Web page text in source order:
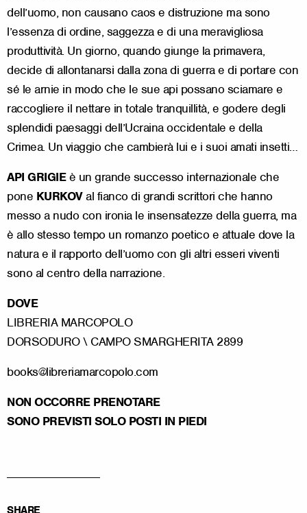
dell’uomo, non causano caos e distruzione ma sono
l’essenza di ordine, saggezza e di una meravigliosa
produttività. Un giorno, quando giunge la primavera,
decide di allontanarsi dalla zona di guerra e di portare con
sé le arnie in modo che le sue api possano sciamare e
raccogliere il nettare in totale tranquillità, e godere degli
splendidi paesaggi dell’Ucraina occidentale e della
Crimea. Un viaggio che cambierà lui e i suoi amati insetti…
API GRIGIEè un grande successo internazionale che
pone KURKOVal fianco di grandi scrittori che hanno
messo a nudo con ironia le insensatezze della guerra, ma
è allo stesso tempo un romanzo poetico e attuale dove la
natura e il rapporto dell’uomo con gli altri esseri viventi
sono al centro della narrazione.
DOVE
LIBRERIA MARCOPOLO
DORSODURO \ CAMPO SMARGHERITA 2899
books@libreriamarcopolo.com
NON OCCORRE PRENOTARE
SONO PREVISTI SOLO POSTI IN PIEDI
SHARE